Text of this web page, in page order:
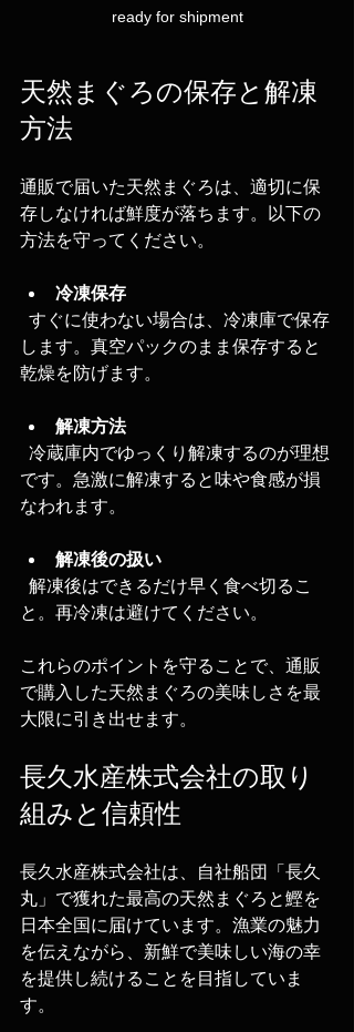
ready for shipment
天然まぐろの保存と解凍
方法
通販で届いた天然まぐろは、適切に保
存しなければ鮮度が落ちます。以下の
方法を守ってください。
冷凍保存
します。真空パックのまま保存すると
乾燥を防げます。
解凍方法
です。急激に解凍すると味や食感が損
なわれます。
解凍後の扱い
と。再冷凍は避けてください。
これらのポイントを守ることで、通販
で購入した天然まぐろの美味しさを最
大限に引き出せます。
長久水産株式会社の取り
組みと信頼性
長久水産株式会社は、自社船団「長久
丸」で獲れた最高の天然まぐろと鰹を
日本全国に届けています。漁業の魅力
を伝えながら、新鮮で美味しい海の幸
を提供し続けることを目指していま
す。